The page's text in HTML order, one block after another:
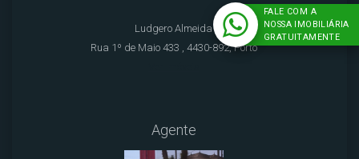
Ludgero Almeida
Rua 1º de Maio 433 , 4430-892, Porto
Agente
FALE COM A
NOSSA IMOBILIÁRIA
GRATUITAMENTE